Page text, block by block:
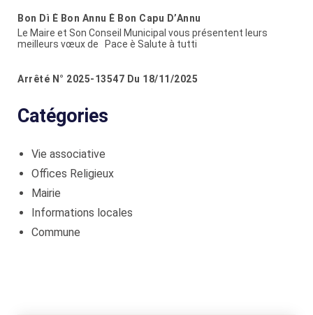
Bon Dì È Bon Annu È Bon Capu D’Annu
Le Maire et Son Conseil Municipal vous présentent leurs
meilleurs vœux de Pace è Salute à tutti
Arrêté N° 2025-13547 Du 18/11/2025
Catégories
Vie associative
Offices Religieux
Mairie
Informations locales
Commune